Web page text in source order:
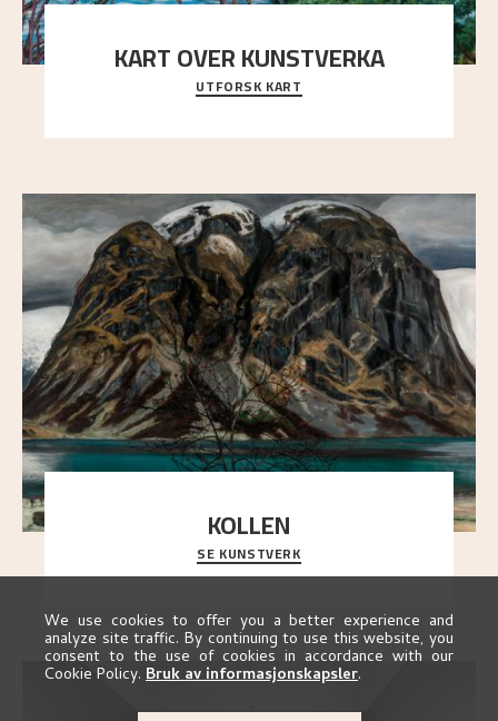
KART OVER KUNSTVERKA
Utforsk stedene og utsiktene i Astrups malerier
UTFORSK KART
KOLLEN
Et ruvende fjell dominerer bildeflaten, og står i
sterk kontrast til det spinkle rognetreet ute..."
SE KUNSTVERK
We use cookies to offer you a better experience and
analyze site traffic. By continuing to use this website, you
consent to the use of cookies in accordance with our
Cookie Policy. Bruk av informasjonskapsler.